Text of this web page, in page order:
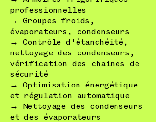
professionnelles
→ Groupes froids,
évaporateurs, condenseurs
→ Contrôle d'étanchéité,
nettoyage des condenseurs,
vérification des chaines de
sécurité
→ Optimisation énergétique
et régulation automatique
→ Nettoyage des condenseurs
et des évaporateurs